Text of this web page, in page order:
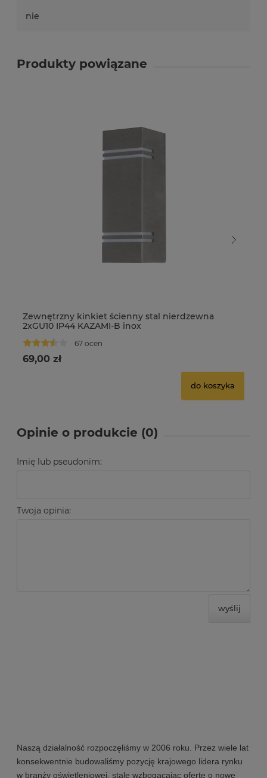
nie
Produkty powiązane
Zewnętrzny kinkiet ścienny stal nierdzewna
2xGU10 IP44 KAZAMI-B inox
67 ocen
69,00 zł
do koszyka
Opinie o produkcie (0)
Imię lub pseudonim:
Twoja opinia:
wyślij
Naszą działalność rozpoczęliśmy w 2006 roku. Przez wiele lat
konsekwentnie budowaliśmy pozycję krajowego lidera rynku
w branży oświetleniowej, stale wzbogacając ofertę o nowe